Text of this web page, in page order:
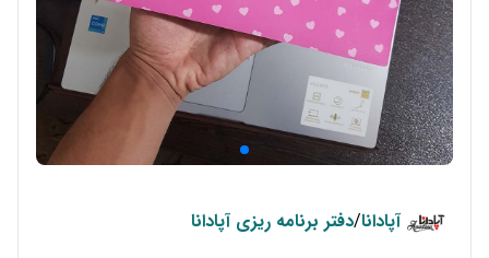
آپادانا/دفتر برنامه ریزی آپادانا